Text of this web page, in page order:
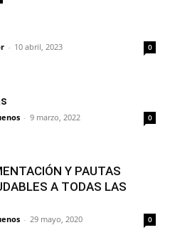
- 10 abril, 2023 0
- 9 marzo, 2022 0
Y PAUTAS
A TODAS LAS
- 29 mayo, 2020 0